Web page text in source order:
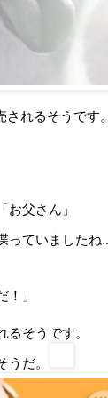
されるそうです
お父さん」
っていましたね
！」
そうです。
だ。